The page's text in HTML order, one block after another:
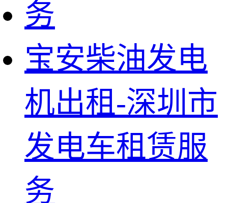
宝安柴油发电
机出租-深圳市
发电车租赁服
务